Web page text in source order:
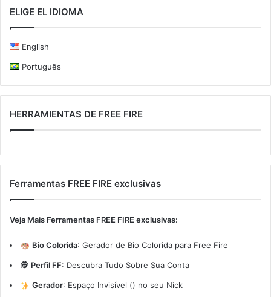
ELIGE EL IDIOMA
English
Português
HERRAMIENTAS DE FREE FIRE
Ferramentas FREE FIRE exclusivas
Veja Mais Ferramentas FREE FIRE exclusivas:
Bio Colorida: Gerador de Bio Colorida para Free Fire
🕵️ Perfil FF: Descubra Tudo Sobre Sua Conta
Gerador: Espaço Invisível (ㅤ) no seu Nick